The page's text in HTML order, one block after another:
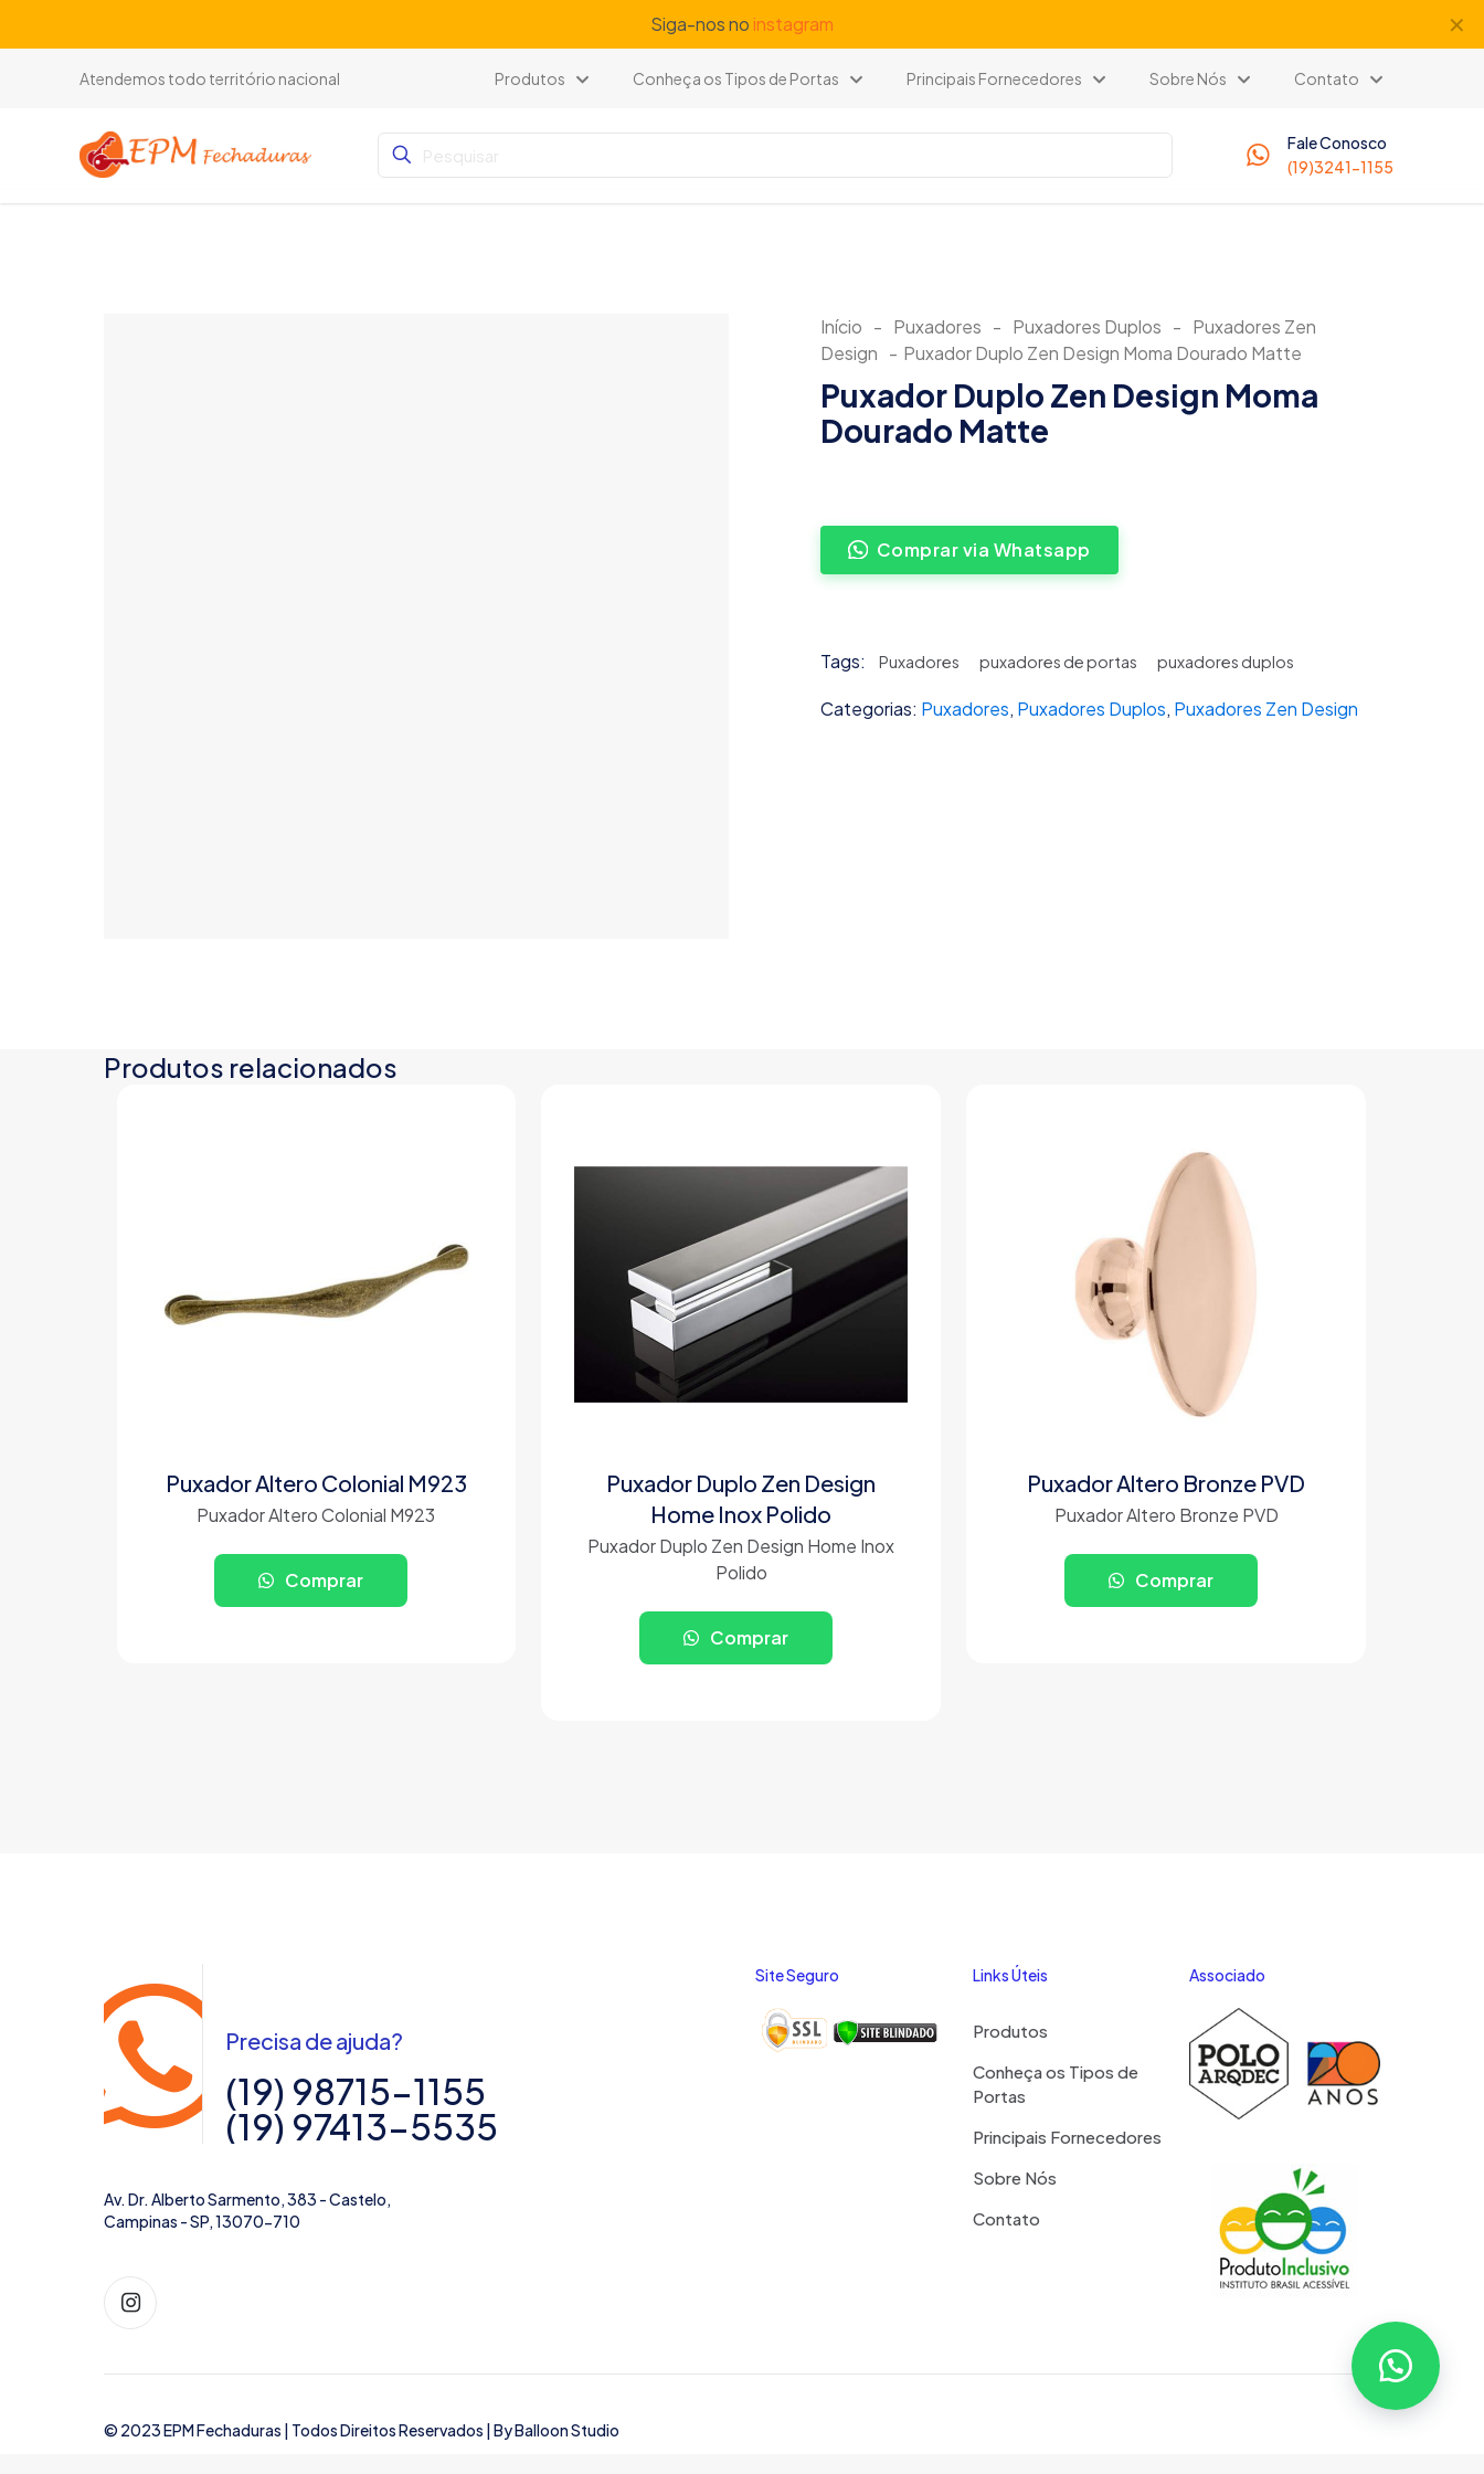
Siga-nos no instagram ✕
Atendemos todo território nacional Produtos Conheça os Tipos de Portas Principais Fornecedores Sobre Nós Contato
Fale Conosco
(19)3241-1155
Início - Puxadores - Puxadores Duplos - Puxadores Zen
Design - Puxador Duplo Zen Design Moma Dourado Matte
Puxador Duplo Zen Design Moma
Dourado Matte
Comprar via Whatsapp
Tags: Puxadores puxadores de portas puxadores duplos
Categorias: Puxadores, Puxadores Duplos, Puxadores Zen Design
Produtos relacionados
Puxador Altero Colonial M923
Puxador Altero Colonial M923
Comprar
Puxador Duplo Zen Design
Home Inox Polido
Puxador Duplo Zen Design Home Inox
Polido
Comprar
Puxador Altero Bronze PVD
Puxador Altero Bronze PVD
Comprar
Precisa de ajuda?
(19) 98715-1155
(19) 97413-5535
Av. Dr. Alberto Sarmento, 383 - Castelo,
Campinas - SP, 13070-710
Site Seguro Links Úteis
Produtos
Conheça os Tipos de
Portas
Principais Fornecedores
Sobre Nós
Contato
Associado
© 2023 EPM Fechaduras | Todos Direitos Reservados | ByBalloon Studio